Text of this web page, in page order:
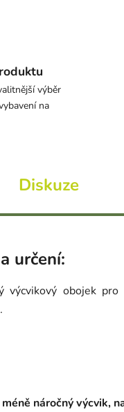
výběr
na
Diskuze
určení:
výcvikový obojek
náročný výcvik,